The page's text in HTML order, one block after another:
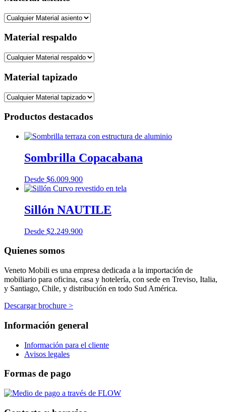
Material respaldo
Material tapizado
Productos destacados
Sombrilla Copacabana
Desde $6.009.900
Sillón NAUTILE
Desde $2.249.900
Quienes somos
Veneto Mobili es una empresa dedicada a la importación de
mobiliario para oficina, casa y hotelería, con sede en Treviso, Italia,
y Santiago, Chile, y distribución en todo Sud América.
Descargar brochure >
Información general
Información para el cliente
Avisos legales
Formas de pago